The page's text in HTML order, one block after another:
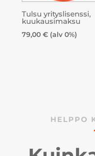
Tulsu yrityslisenssi,
kuukausimaksu
79,00 € (alv 0%)
HELPPO